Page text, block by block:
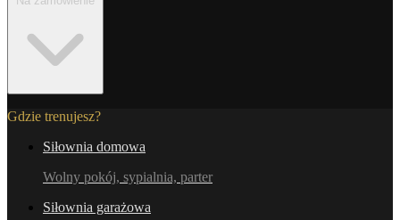
Gdzie trenujesz?
Siłownia domowa
Wolny pokój, sypialnia, parter
Siłownia garażowa